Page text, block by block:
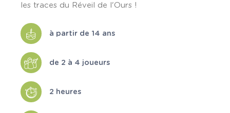
les traces du Réveil de l'Ours !
à partir de 14 ans
de 2 à 4 joueurs
2 heures